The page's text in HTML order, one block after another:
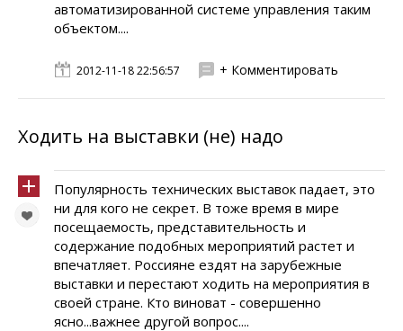
автоматизированной системе управления таким
объектом....
2012-11-18 22:56:57 + Комментировать
Ходить на выставки (не) надо
Популярность технических выставок падает, это
ни для кого не секрет. В тоже время в мире
посещаемость, представительность и
содержание подобных мероприятий растет и
впечатляет. Россияне ездят на зарубежные
выставки и перестают ходить на мероприятия в
своей стране. Кто виноват - совершенно
ясно...важнее другой вопрос....